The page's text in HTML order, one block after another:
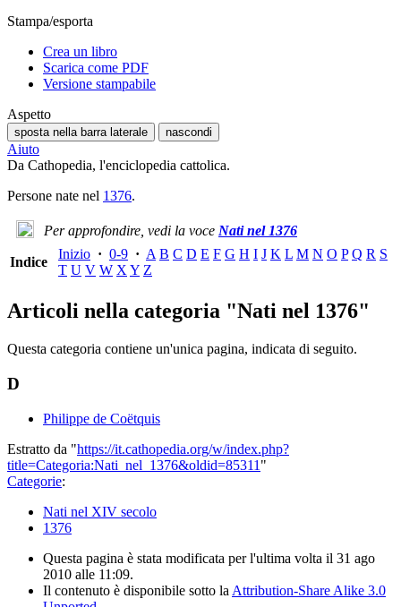
Stampa/esporta
Crea un libro
Scarica come PDF
Versione stampabile
Aspetto
sposta nella barra laterale nascondi
Aiuto
Da Cathopedia, l'enciclopedia cattolica.
Persone nate nel 1376.
Per approfondire, vedi la voce Nati nel 1376
Indice
Inizio · 0-9 · A B C D E F G H I J K L M N O P Q R S
T U V W XY Z
Articoli nella categoria "Nati nel 1376"
Questa categoria contiene un'unica pagina, indicata di seguito.
D
Philippe de Coëtquis
Estratto da "https://it.cathopedia.org/w/index.php?
title=Categoria:Nati_nel_1376&oldid=85311 "
Categorie:
Nati nel XIV secolo
1376
Questa pagina è stata modificata per l'ultima volta il 31 ago
2010 alle 11:09.
Il contenuto è disponibile sotto la Attribution-Share Alike 3.0